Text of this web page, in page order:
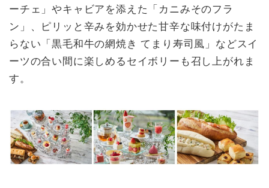
ーチェ」やキャビアを添えた「カニみそのフラ
ン」、ピリッと辛みを効かせた甘辛な味付けがたま
らない「黒毛和牛の網焼き てまり寿司風」などスイ
ーツの合い間に楽しめるセイボリーも召し上がれま
す。